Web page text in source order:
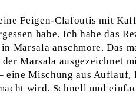
Feigen-Clafoutis mit
habe. Ich habe das
Marsala anschmore. Das
Marsala ausgezeichnet
eine Mischung aus Auflauf,
wird. Schnell und